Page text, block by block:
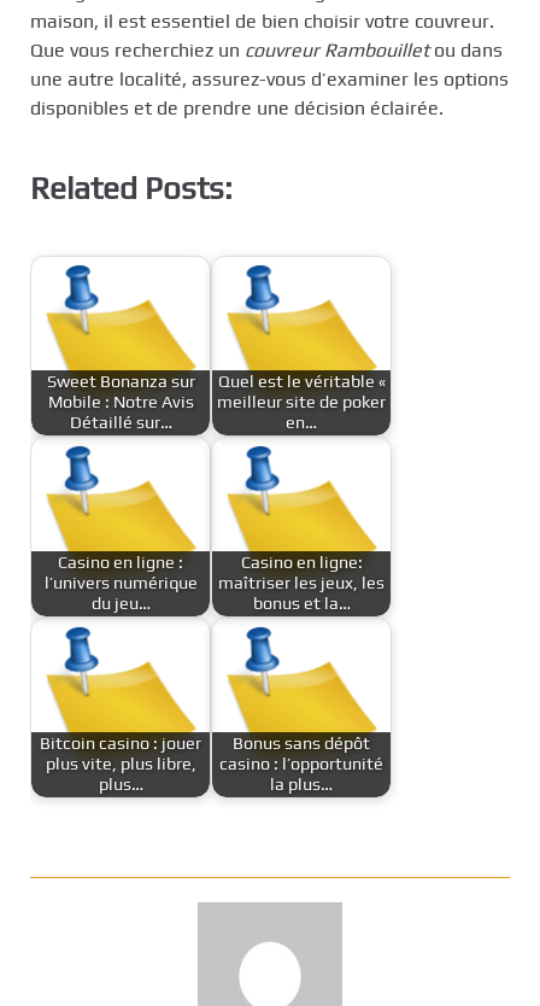
maison, il est essentiel de bien choisir votre couvreur.
Que vous recherchiez un couvreur Rambouilletou dans
une autre localité, assurez-vous d’examiner les options
disponibles et de prendre une décision éclairée.
Related Posts:
Sweet Bonanza sur
Mobile : Notre Avis
Détaillé sur…
Quel est le véritable «
meilleur site de poker
en…
Casino en ligne :
l’univers numérique
du jeu…
Casino en ligne:
maîtriser les jeux, les
bonus et la…
Bitcoin casino : jouer
plus vite, plus libre,
plus…
Bonus sans dépôt
casino : l’opportunité
la plus…